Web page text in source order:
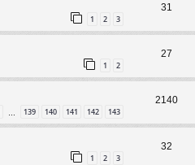
1 2 3
31
1 2
27
… 139 140 141 142 143
2140
1 2 3
32